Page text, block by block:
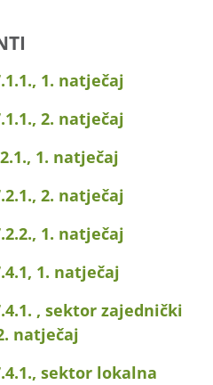
1. natječaj
2. natječaj
1. natječaj
2. natječaj
1. natječaj
1. natječaj
, sektor zajednički
natječaj
sektor lokalna